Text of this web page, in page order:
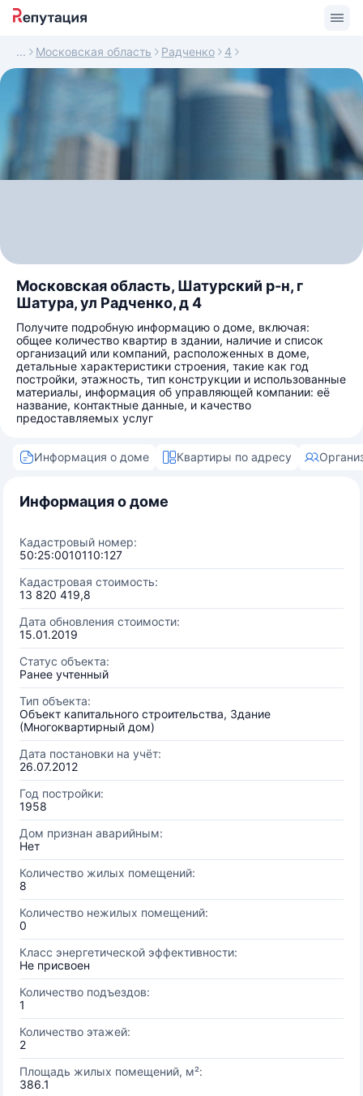
Московская область Радченко 4
Московская область, Шатурский р-н, г
Шатура, ул Радченко, д 4
Получите подробную информацию о доме, включая:
общее количество квартир в здании, наличие и список
организаций или компаний, расположенных в доме,
детальные характеристики строения, такие как год
постройки, этажность, тип конструкции и использованные
материалы, информация об управляющей компании: её
название, контактные данные, и качество
предоставляемых услуг
Информация о доме Квартиры по адресу
Информация о доме
Кадастровый номер:
50:25:0010110:127
Кадастровая стоимость:
13 820 419,8
Дата обновления стоимости:
15.01.2019
Статус объекта:
Ранее учтенный
Тип объекта:
Объект капитального строительства, Здание
(Многоквартирный дом)
Дата постановки на учёт:
26.07.2012
Год постройки:
1958
Дом признан аварийным:
Нет
Количество жилых помещений:
8
Количество нежилых помещений:
0
Класс энергетической эффективности:
Не присвоен
Количество подъездов:
1
Количество этажей:
2
Площадь жилых помещений, м²:
386.1